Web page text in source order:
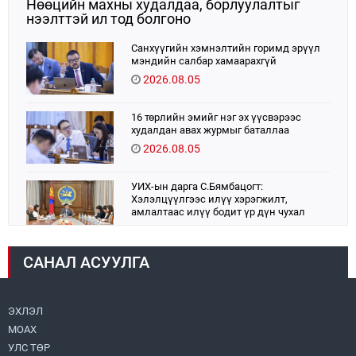
Нөөцийн махны худалдаа, борлуулалтыг
нээлттэй ил тод болгоно
Санхүүгийн хэмнэлтийн горимд эрүүл
мэндийн салбар хамаарахгүй
2026.08.05
16 төрлийн эмийг нэг эх үүсвэрээс
худалдан авах журмыг баталлаа
2026.08.05
УИХ-ын дарга С.Бямбацогт:
Хэлэлцүүлгээс илүү хэрэгжилт,
амлалтаас илүү бодит үр дүн чухал
Монголбанк 7 дугаар сард 1,439.2 кг үнэт
САНАЛ АСУУЛГА
ЭХЛЭЛ
МОАХ
УЛС ТӨР